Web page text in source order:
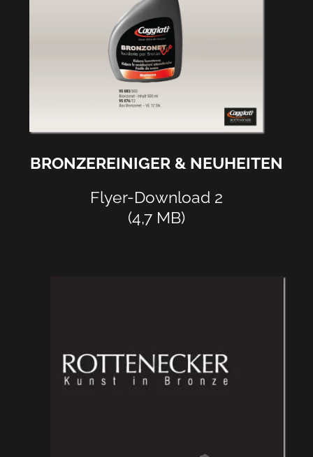
BRONZEREINIGER & NEUHEITEN
Flyer-Download 2
(4,7 MB)